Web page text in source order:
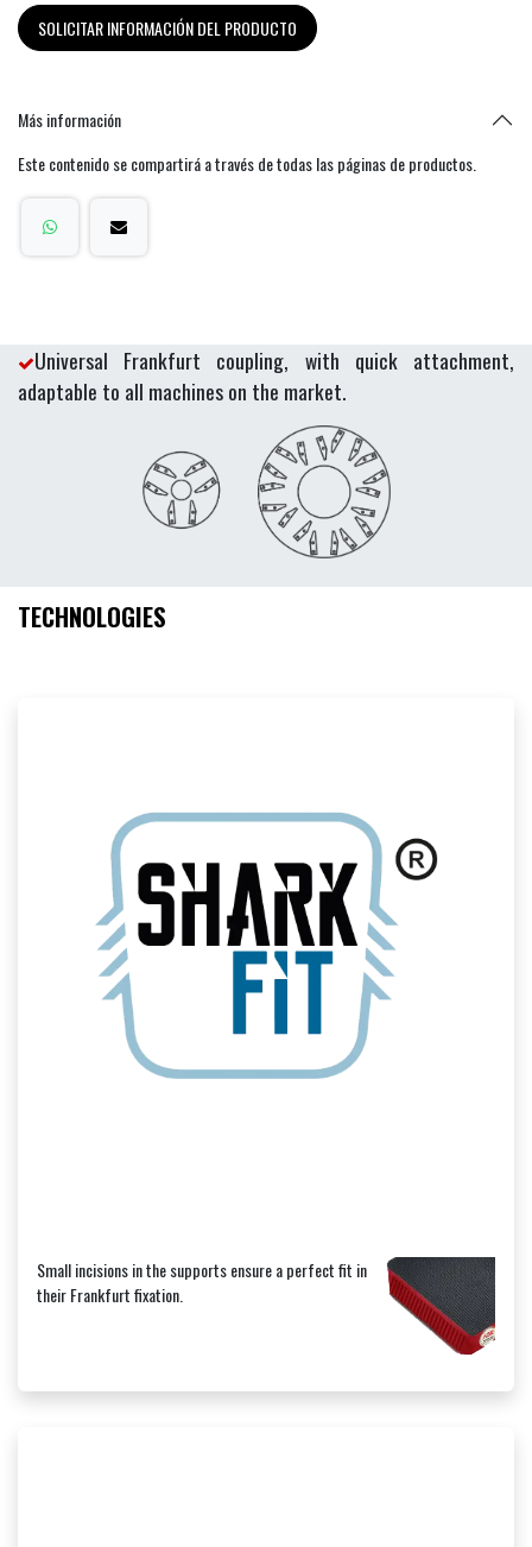
SOLICITAR INFORMACIÓN DEL PRODUCTO
Más información
Este contenido se compartirá a través de todas las páginas de productos.
Universal Frankfurt coupling, with quick attachment,
adaptable to all machines on the market.
TECHNOLOGIES
Small incisions in the supports ensure a perfect fit in
their Frankfurt fixation.